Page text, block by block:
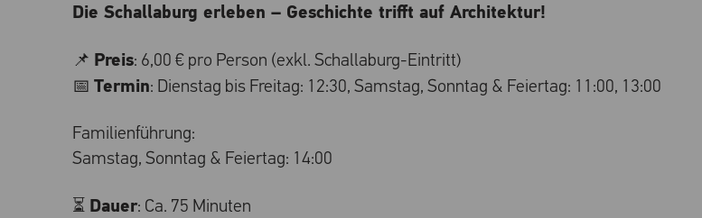
Die Schallaburg erleben – Geschichte trifft auf Architektur!
📌 Preis: 6,00 € pro Person (exkl. Schallaburg-Eintritt)
📅 Termin: Dienstag bis Freitag: 12:30, Samstag, Sonntag & Feiertag: 11:00, 13:00
Familienführung:
Samstag, Sonntag & Feiertag: 14:00
⏳ Dauer: Ca. 75 Minuten